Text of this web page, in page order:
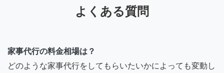
よくある質問
家事代行の料金相場は？
どのような家事代行をしてもらいたいかによっても変動し